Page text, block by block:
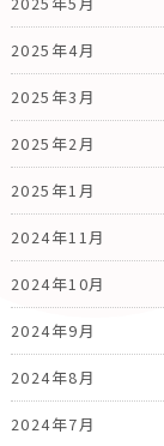
2025年4月
2025年3月
2025年2月
2025年1月
2024年11月
2024年10月
2024年9月
2024年8月
2024年7月